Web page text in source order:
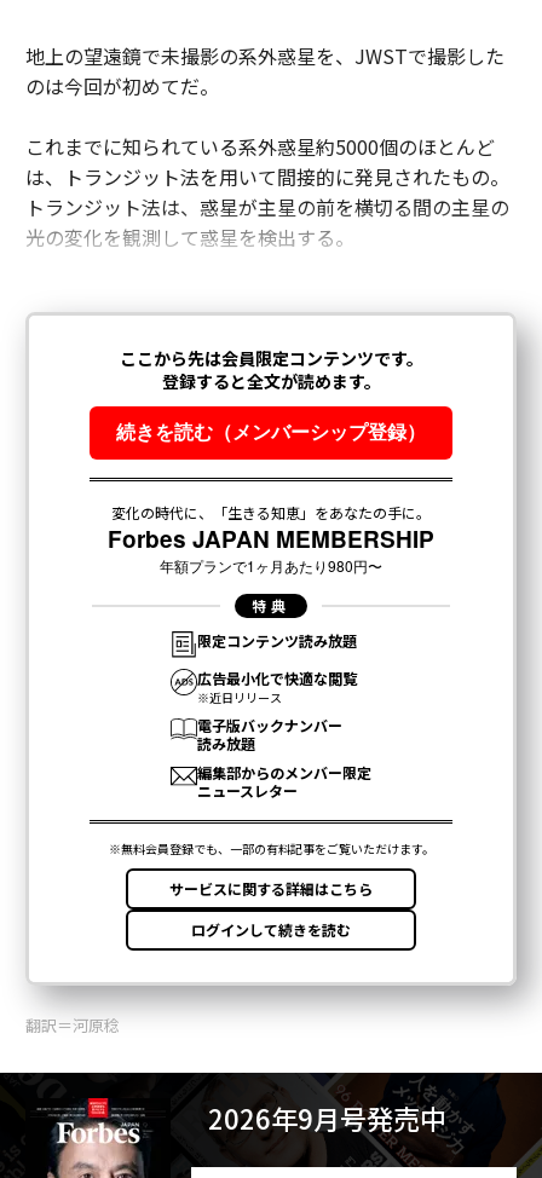
地上の望遠鏡で未撮影の系外惑星を、JWSTで撮影した
のは今回が初めてだ。
これまでに知られている系外惑星約5000個のほとんど
は、トランジット法を用いて間接的に発見されたもの。
トランジット法は、惑星が主星の前を横切る間の主星の
光の変化を観測して惑星を検出する。
翻訳＝河原稔
2026年9月号発売中